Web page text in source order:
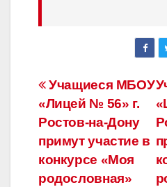
Навигация
по
записям
Учащиеся МБОУ
«Лицей № 56» г.
Ростов-на-Дону
примут участие в
конкурсе «Моя
родословная»